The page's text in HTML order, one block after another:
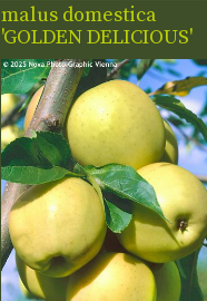
malus domestica
'GOLDEN DELICIOUS'